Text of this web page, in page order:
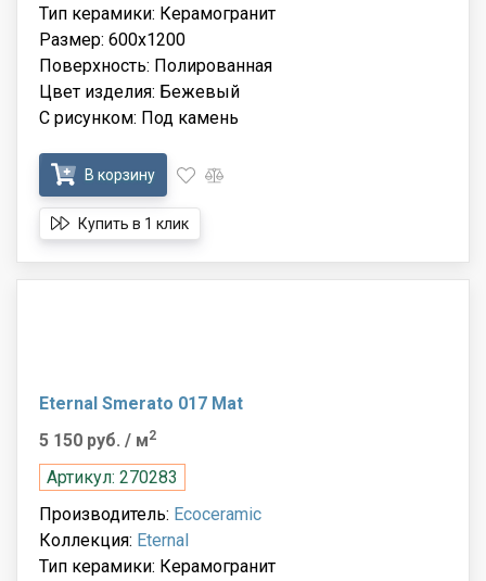
Тип керамики: Керамогранит
Размер: 600x1200
Поверхность: Полированная
Цвет изделия: Бежевый
С рисунком: Под камень
В корзину
Купить в 1 клик
Eternal Smerato 017 Mat
5 150 руб. / м2
Артикул: 270283
Производитель: Ecoceramic
Коллекция: Eternal
Тип керамики: Керамогранит